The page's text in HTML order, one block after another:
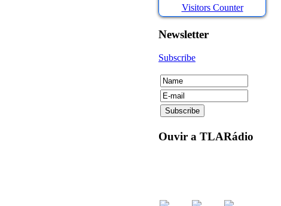
Visitors Counter
Newsletter
Subscribe
Ouvir a TLARádio